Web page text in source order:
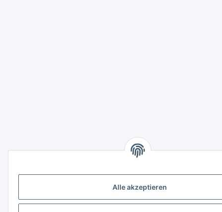
Alle akzeptieren